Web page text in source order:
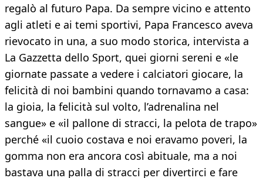
regalò al futuro Papa. Da sempre vicino e attento
agli atleti e ai temi sportivi, Papa Francesco aveva
rievocato in una, a suo modo storica, intervista a
La Gazzetta dello Sport, quei giorni sereni e «le
giornate passate a vedere i calciatori giocare, la
felicità di noi bambini quando tornavamo a casa:
la gioia, la felicità sul volto, l’adrenalina nel
sangue» e «il pallone di stracci, la pelota de trapo»
perché «il cuoio costava e noi eravamo poveri, la
gomma non era ancora così abituale, ma a noi
bastava una palla di stracci per divertirci e fare